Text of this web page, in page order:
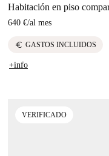
Habitación en piso
640 €/al mes
euro GASTOS INCLUIDOS
+info
VERIFICADO